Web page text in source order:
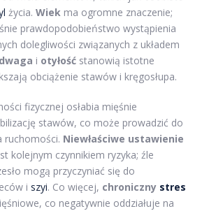
życia. Wiek ma ogromne znaczenie;
prawdopodobieństwo wystąpienia
dolegliwości związanych z układem
i otyłość stanowią istotne
obciążenie stawów i kręgosłupa.
fizycznej osłabia mięśnie
stawów, co może prowadzić do
ruchomości. Niewłaściwe ustawienie
kolejnym czynnikiem ryzyka; źle
mogą przyczyniać się do
i szyi. Co więcej, chroniczny stres
co negatywnie oddziałuje na